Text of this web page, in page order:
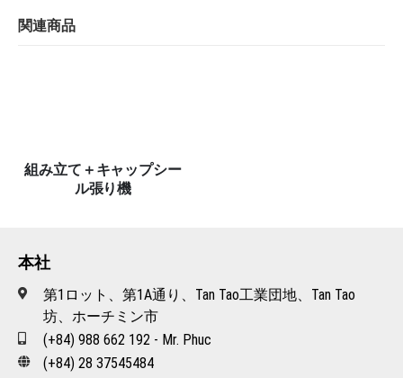
関連商品
組み立て＋キャップシー
ル張り機
本社
第1ロット、第1A通り、Tan Tao工業団地、Tan Tao
坊、ホーチミン市
(+84) 988 662 192 - Mr. Phuc
(+84) 28 37545484